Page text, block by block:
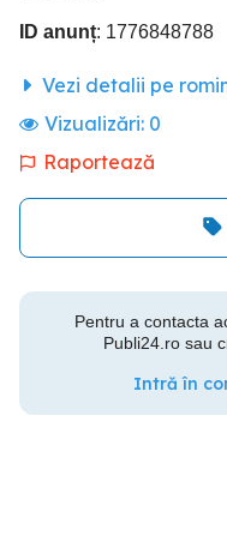
ID anunț: 1776848788
Vezi detalii pe
Vizualizări: 0
Raportează
Pentru a contacta
Publi24.ro sau
Intră în